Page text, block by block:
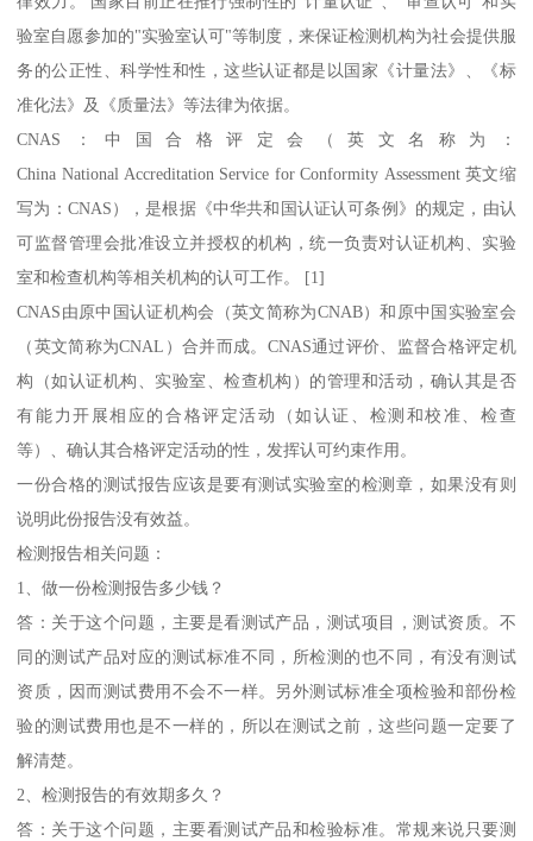
验室自愿参加的"实验室认可"等制度，来保证检测机构为社会提供服
务的公正性、科学性和性，这些认证都是以国家《计量法》、《标
准化法》及《质量法》等法律为依据。
CNAS：中国合格评定会（英文名称为：
China National Accreditation Service for Conformity Assessment 英文缩
写为：CNAS），是根据《中华共和国认证认可条例》的规定，由认
可监督管理会批准设立并授权的机构，统一负责对认证机构、实验
室和检查机构等相关机构的认可工作。 [1]
CNAS由原中国认证机构会（英文简称为CNAB）和原中国实验室会
（英文简称为CNAL）合并而成。CNAS通过评价、监督合格评定机
构（如认证机构、实验室、检查机构）的管理和活动，确认其是否
有能力开展相应的合格评定活动（如认证、检测和校准、检查
等）、确认其合格评定活动的性，发挥认可约束作用。
一份合格的测试报告应该是要有测试实验室的检测章，如果没有则
说明此份报告没有效益。
检测报告相关问题：
1、做一份检测报告多少钱？
答：关于这个问题，主要是看测试产品，测试项目，测试资质。不
同的测试产品对应的测试标准不同，所检测的也不同，有没有测试
资质，因而测试费用不会不一样。另外测试标准全项检验和部份检
验的测试费用也是不一样的，所以在测试之前，这些问题一定要了
解清楚。
2、检测报告的有效期多久？
答：关于这个问题，主要看测试产品和检验标准。常规来说只要测